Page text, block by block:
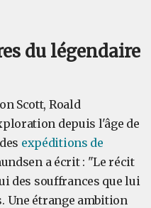
du légendaire
Scott, Roald
depuis l'âge de
expéditions de
a écrit : "Le récit
des souffrances que lui
Une étrange ambition